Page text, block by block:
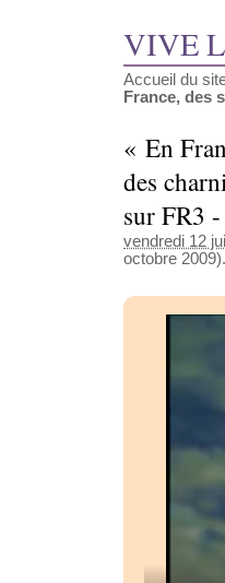
VIVE
Accueil du
France, des
« En
des
sur FR3
vendredi 12
octobre 2009).